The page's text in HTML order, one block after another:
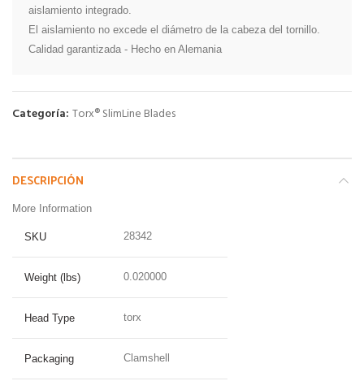
aislamiento integrado.
El aislamiento no excede el diámetro de la cabeza del tornillo.
Calidad garantizada - Hecho en Alemania
Categoría: Torx® SlimLine Blades
DESCRIPCIÓN
More Information
SKU 28342
Weight (lbs) 0.020000
Head Type torx
Packaging Clamshell